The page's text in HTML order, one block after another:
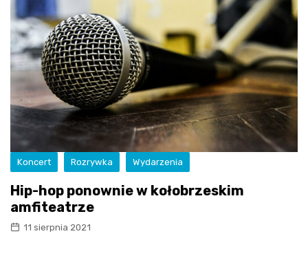
Koncert Rozrywka Wydarzenia
Hip-hop ponownie w kołobrzeskim
amfiteatrze
11 sierpnia 2021